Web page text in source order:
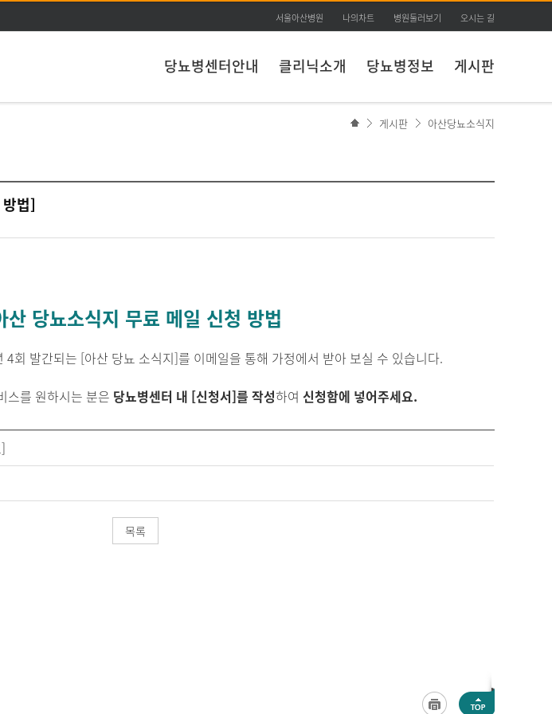
바로가기
바로가기
서울아산병원 나의차트 병원둘러보기 오시는 길
당뇨병센터안내 클리닉소개 당뇨병정보 게시판
게시판 아산당뇨소식지
법]
산 당뇨소식지 무료 메일 신청 방법
4회 발간되는 [아산 당뇨 소식지]를 이메일을 통해 가정에서 받아 보실 수 있습니다.
스를 원하시는 분은 당뇨병센터 내 [신청서]를 작성하여 신청함에 넣어주세요.
목록